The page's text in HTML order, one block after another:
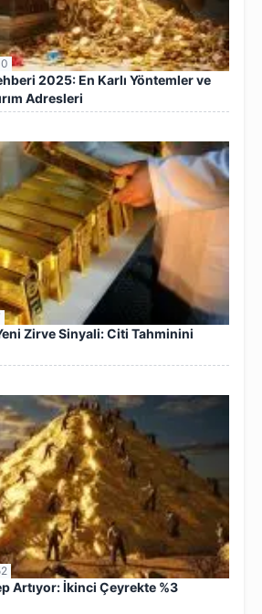
2025: En Karlı Yöntemler ve
Adresleri
Zirve Sinyali: Citi Tahminini
Artıyor: İkinci Çeyrekte %3